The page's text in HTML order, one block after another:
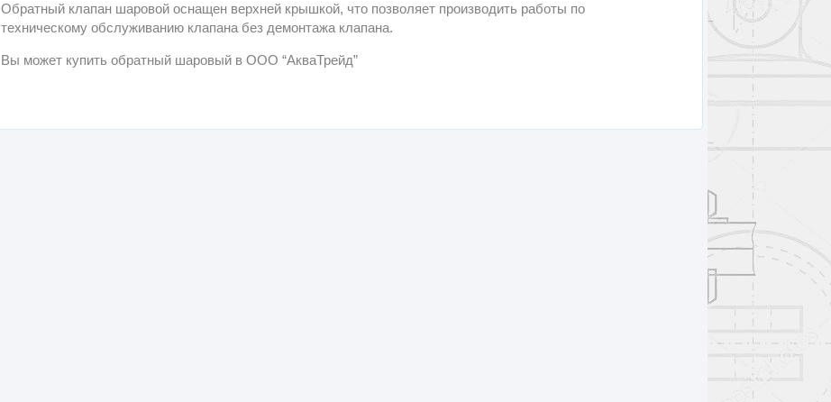
Обратный клапан шаровой оснащен верхней крышкой, что позволяет производить работы по
техническому обслуживанию клапана без демонтажа клапана.
Вы может купить обратный шаровый в ООО “АкваТрейд”